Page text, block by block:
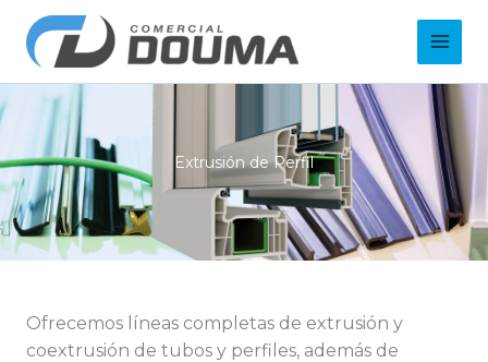
contenido
Main
Extrusión de Perfil
Ofrecemos líneas completas de extrusión y
coextrusión de tubos y perfiles, además de